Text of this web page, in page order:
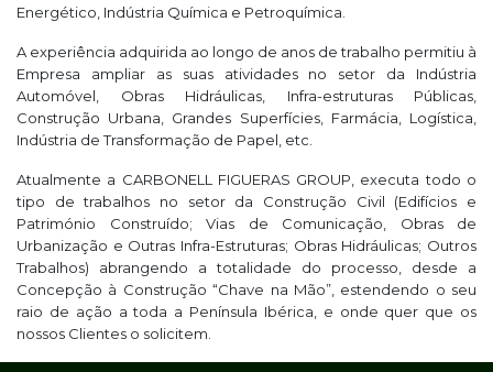
Energético, Indústria Química e Petroquímica.
A experiência adquirida ao longo de anos de trabalho permitiu à
Empresa ampliar as suas atividades no setor da Indústria
Automóvel, Obras Hidráulicas, Infra-estruturas Públicas,
Construção Urbana, Grandes Superfícies, Farmácia, Logística,
Indústria de Transformação de Papel, etc.
Atualmente a CARBONELL FIGUERAS GROUP, executa todo o
tipo de trabalhos no setor da Construção Civil (Edifícios e
Património Construído; Vias de Comunicação, Obras de
Urbanização e Outras Infra-Estruturas; Obras Hidráulicas; Outros
Trabalhos) abrangendo a totalidade do processo, desde a
Concepção à Construção “Chave na Mão”, estendendo o seu
raio de ação a toda a Península Ibérica, e onde quer que os
nossos Clientes o solicitem.